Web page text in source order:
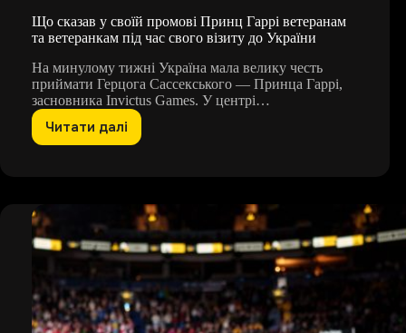
Що сказав у своїй промові Принц Гаррі ветеранам
та ветеранкам під час свого візиту до України
На минулому тижні Україна мала велику честь
приймати Герцога Сассекського — Принца Гаррі,
засновника Invictus Games. У центрі…
Читати далі
Що
Принц
Гаррі
ветеранам
та
ветеранкам
під